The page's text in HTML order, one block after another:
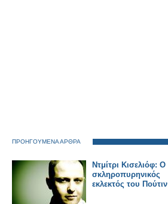
ΠΡΟΗΓΟΥΜΕΝΑ ΑΡΘΡΑ
Ντμίτρι Κισελιόφ: Ο
σκληροπυρηνικός
εκλεκτός του Πούτιν